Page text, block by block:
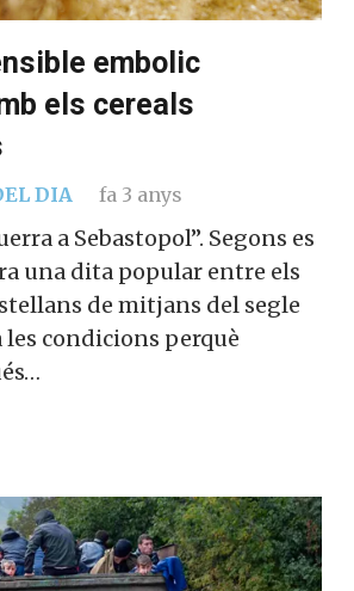
embolic
els cereals
DIA fa 3 anys
a Sebastopol”. Segons es
una dita popular entre els
de mitjans del segle
condicions perquè